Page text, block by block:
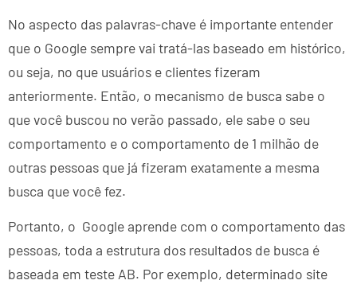
No aspecto das palavras-chave é importante entender
que o Google sempre vai tratá-las baseado em histórico,
ou seja, no que usuários e clientes fizeram
anteriormente. Então, o mecanismo de busca sabe o
que você buscou no verão passado, ele sabe o seu
comportamento e o comportamento de 1 milhão de
outras pessoas que já fizeram exatamente a mesma
busca que você fez.
Portanto, o Google aprende com o comportamento das
pessoas, toda a estrutura dos resultados de busca é
baseada em teste AB. Por exemplo, determinado site